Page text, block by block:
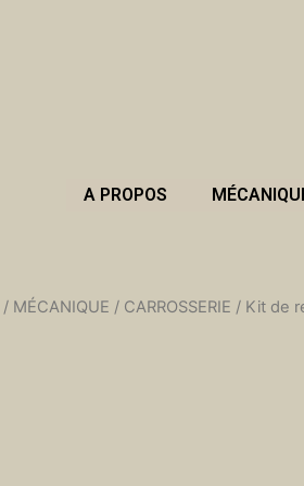
A PROPOS
/ MÉCANIQUE / CARROSSERIE / Kit de